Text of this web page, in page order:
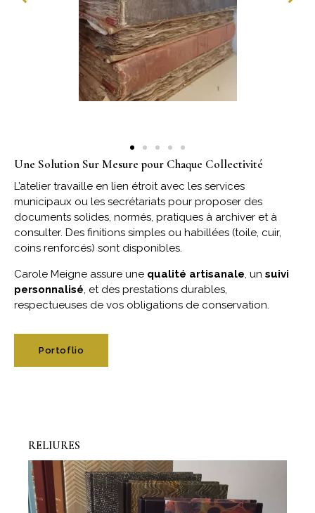
Une Solution Sur Mesure pour Chaque Collectivité
L’atelier travaille en lien étroit avec les services
municipaux ou les secrétariats pour proposer des
documents solides, normés, pratiques à archiver et à
consulter. Des finitions simples ou habillées (toile, cuir,
coins renforcés) sont disponibles.
Carole Meigne assure une qualité artisanale, un suivi
personnalisé, et des prestations durables,
respectueuses de vos obligations de conservation.
Portoflio
RELIURES